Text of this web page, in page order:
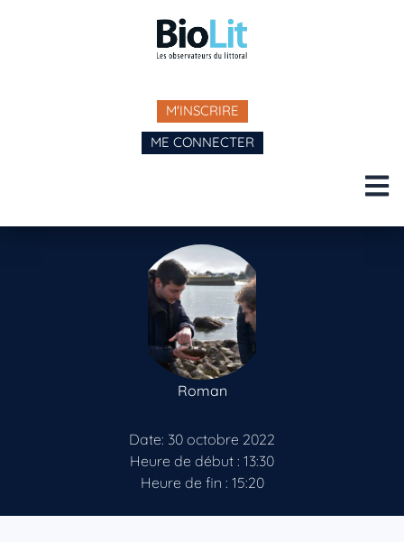
M'INSCRIRE
ME CONNECTER
Roman
Date: 30 octobre 2022
Heure de début : 13:30
Heure de fin : 15:20